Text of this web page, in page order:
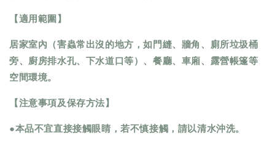
【適用範圍】
居家室內（害蟲常出沒的地方，如門縫、牆角、廁所垃圾桶
旁、廚房排水孔、下水道口等）、餐廳、車廂、露營帳篷等
空間環境。
【注意事項及保存方法】
●本品不宜直接接觸眼睛，若不慎接觸，請以清水沖洗。